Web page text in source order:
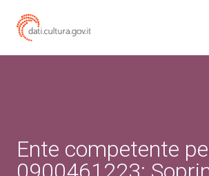
Ente competente